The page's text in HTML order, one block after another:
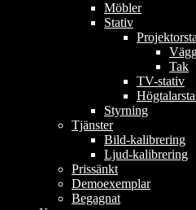
Möbler
Stativ
Tak
TV-stativ
Styrning
Tjänster
Bild-kalibrering
Ljud-kalibrering
Prissänkt
Demoexemplar
Begagnat